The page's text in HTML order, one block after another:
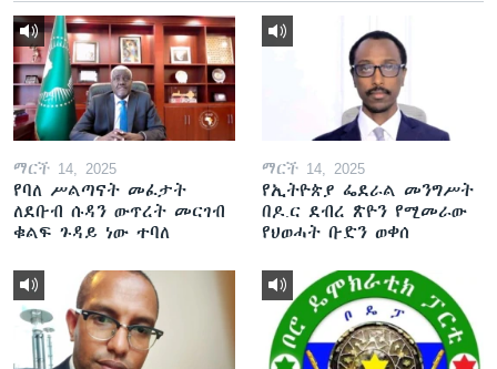
ማርች 14, 2025
የባለ ሥልጣናት መፈታት
ለደቡብ ሱዳን ውጥረት መርገብ
ቁልፍ ጉዳይ ነው ተባለ
ማርች 14, 2025
የኢትዮጵያ ፌደራል መንግሥት
በዶ.ር ደብረ ጽዮን የሚመራው
የህወሓት ቡድን ወቀሰ